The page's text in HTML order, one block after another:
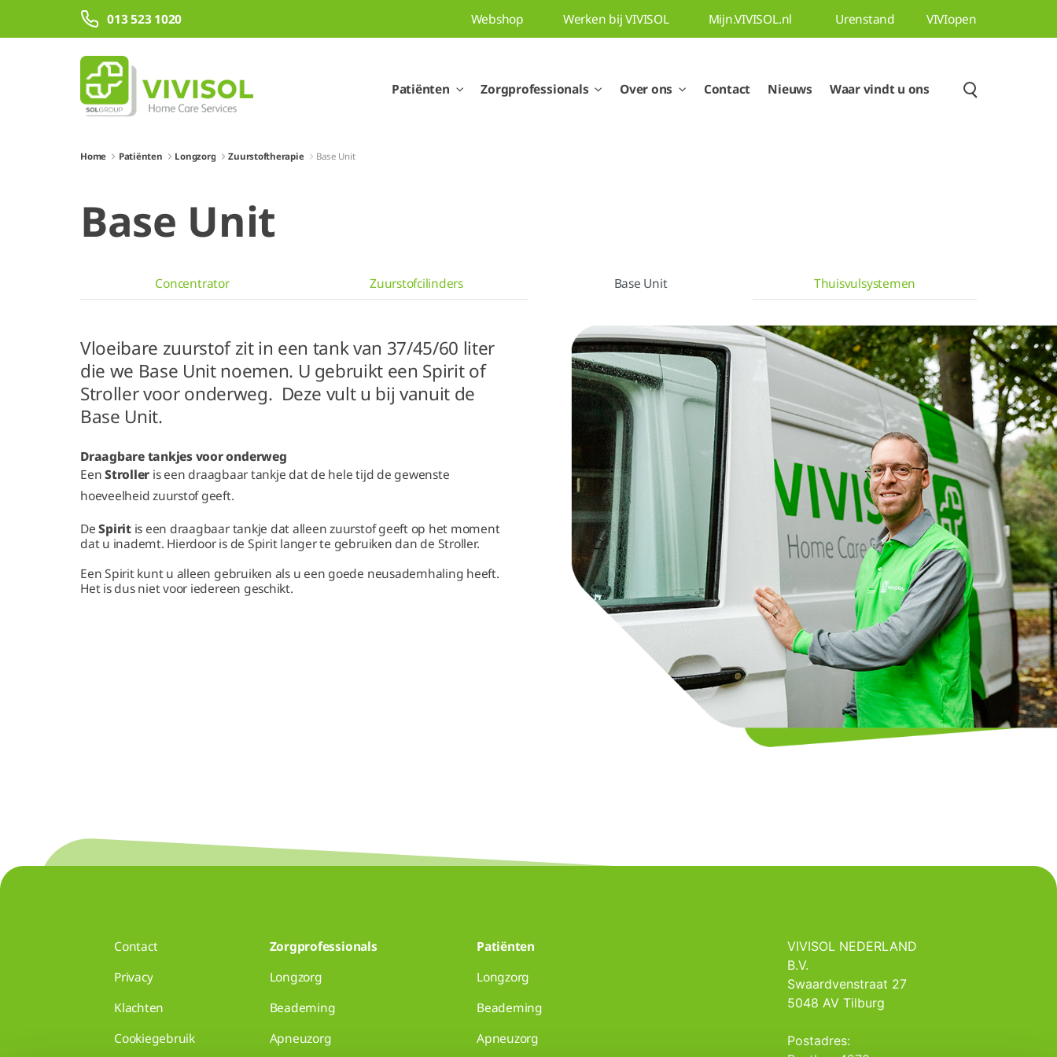
Overslaan en naar hoofdinhoud gaan
013 523 1020 Webshop Werken bij VIVISOL Mijn.VIVISOL.nl Urenstand VIVIopen
Patiënten Zorgprofessionals Over ons Contact Nieuws Waar vindt u ons
Home Patiënten Longzorg Zuurstoftherapie Base Unit
Base Unit
Concentrator Zuurstofcilinders Base Unit Thuisvulsystemen
Vloeibare zuurstof zit in een tank van 37/45/60 liter
die we Base Unit noemen. U gebruikt een Spirit of
Stroller voor onderweg. Deze vult u bij vanuit de
Base Unit.
Draagbare tankjes voor onderweg
EenStroller is een draagbaar tankje dat de hele tijd de gewenste
hoeveelheid zuurstof geeft.
DeSpiritis een draagbaar tankje dat alleen zuurstof geeft op het moment
dat u inademt. Hierdoor is de Spirit langer te gebruiken dan de Stroller.
Een Spirit kunt u alleen gebruiken als u een goede neusademhaling heeft.
Het is dus niet voor iedereen geschikt.
Contact
Privacy
Klachten
Cookiegebruik
Zorgprofessionals
Longzorg
Beademing
Apneuzorg
Patiënten
Longzorg
Beademing
Apneuzorg
VIVISOL NEDERLAND
B.V.
Swaardvenstraat 27
5048 AV Tilburg
Postadres: